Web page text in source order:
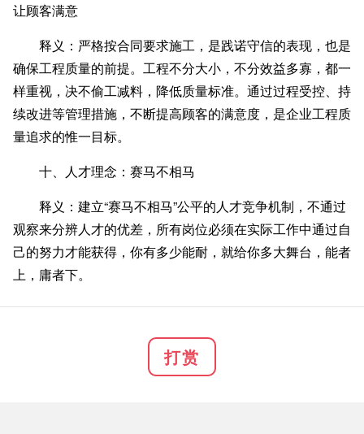
让顾客满意
释义：严格按合同要求施工，是践诺守信的表现，也是
确保工程质量的前提。工程不分大小，不分效益多寡，都一
样重视，决不偷工减料，降低质量标准。通过过程受控、持
续改进等管理措施，不断提高顾客的满意度，是企业工程质
量追求的惟一目标。
十、人才理念：赛马不相马
释义：建立“赛马不相马”公平的人才竞争机制，不通过
观察来分辨人才的优差，所有岗位必须在实际工作中通过自
己的努力才能获得，你有多少能耐，就给你多大舞台，能者
上，庸者下。
打赏